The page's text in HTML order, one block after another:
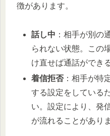
徴があります。
話し中 ：相手が別の
られない状態。この
け直せば通話ができ
着信拒否：相手が特
する設定をしている
い。設定により、発
が流れることがあり